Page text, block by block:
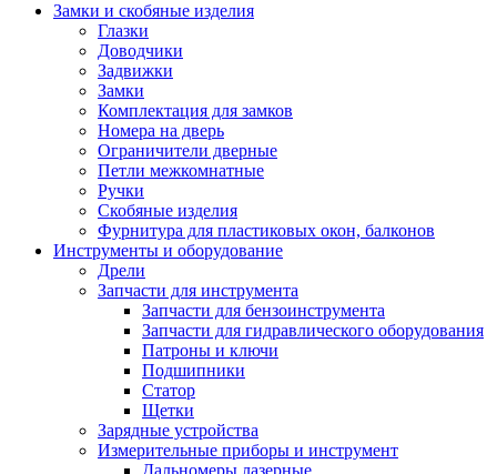
Замки и скобяные изделия
Глазки
Доводчики
Задвижки
Замки
Комплектация для замков
Номера на дверь
Ограничители дверные
Петли межкомнатные
Ручки
Скобяные изделия
Фурнитура для пластиковых окон, балконов
Инструменты и оборудование
Дрели
Запчасти для инструмента
Запчасти для бензоинструмента
Запчасти для гидравлического оборудования
Патроны и ключи
Подшипники
Статор
Щетки
Зарядные устройства
Измерительные приборы и инструмент
Дальномеры лазерные